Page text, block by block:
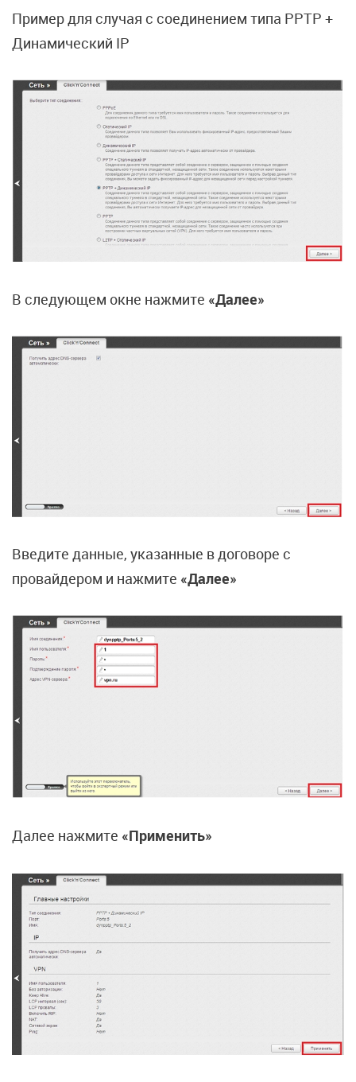
Пример для случая с соединением типа PPTP +
Динамический IP
В следующем окне нажмите «Далее»
Введите данные, указанные в договоре с
провайдером и нажмите «Далее»
Далее нажмите «Применить»